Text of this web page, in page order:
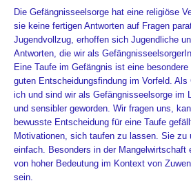
Die Gefängnisseelsorge hat eine religiöse
sie keine fertigen Antworten auf Fragen
Jugendvollzug, erhoffen sich Jugendliche
Antworten, die wir als
Eine Taufe im Gefängnis ist eine
guten Entscheidungsfindung im Vorfeld.
ich und sind wir als Gefängnisseelsorge im
und sensibler geworden. Wir fragen uns,
bewusste Entscheidung für eine Taufe
Motivationen, sich taufen zu lassen. Sie zu
einfach. Besonders in der Mangelwirtschaft
von hoher Bedeutung im Kontext von
sein.